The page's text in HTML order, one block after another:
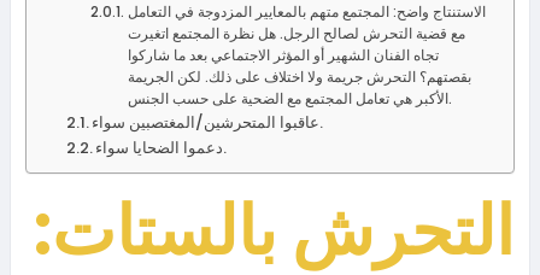
الاستنتاج واضح: المجتمع متهم بالمعايير المزدوجة في التعامل
مع قضية التحرش لصالح الرجل. هل نظرة المجتمع اتغيرت
تجاه الفنان الشهير أو المؤثر الاجتماعي بعد ما شاركوا
بقصتهم؟ التحرش جريمة ولا اختلاف على ذلك. لكن الجريمة
الأكبر هي تعامل المجتمع مع الضحية على حسب الجنس.
عاقبوا المتحرشين/المغتصبين سواء.
دعموا الضحايا سواء.
التحرش بالستات: